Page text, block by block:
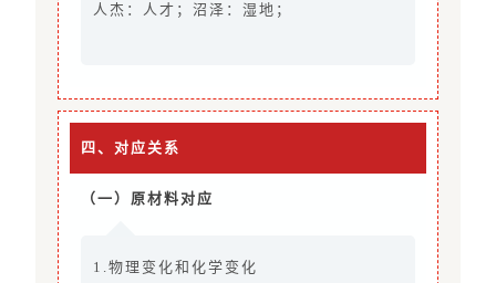
人杰：人才；沼泽：湿地；
四、对应关系
（一）原材料对应
1.物理变化和化学变化